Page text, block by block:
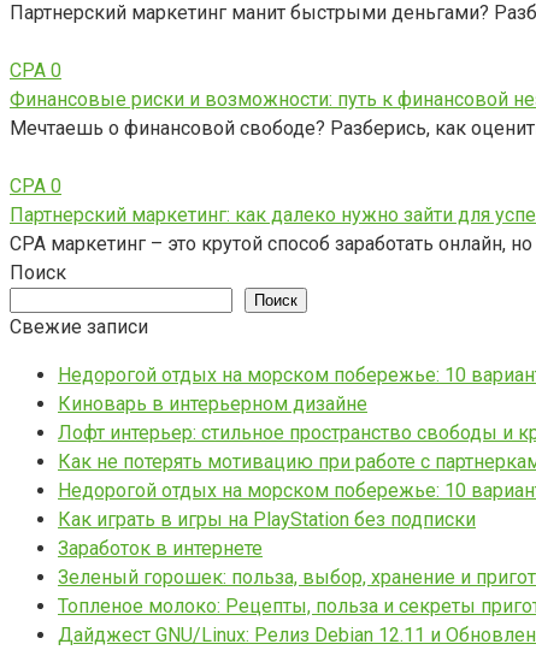
Партнерский маркетинг манит быстрыми деньгами?
CPA 0
Финансовые риски и возможности: путь к финансовой
Мечтаешь о финансовой свободе? Разберись, как
CPA 0
Партнерский маркетинг: как далеко нужно зайти для
CPA маркетинг – это крутой способ заработать онлайн,
Поиск
Поиск
Свежие записи
Недорогой отдых на морском побережье: 10
Киноварь в интерьерном дизайне
Лофт интерьер: стильное пространство свободы и
Как не потерять мотивацию при работе с
Недорогой отдых на морском побережье: 10
Как играть в игры на PlayStation без подписки
Заработок в интернете
Зеленый горошек: польза, выбор, хранение и
Топленое молоко: Рецепты, польза и секреты
Дайджест GNU/Linux: Релиз Debian 12.11 и